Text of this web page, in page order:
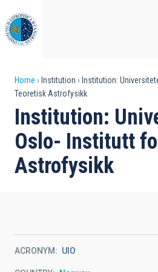
to
main
content
Breadcrumb
Home Institution
Institution:
Teoretisk Astrofysikk
Institution:
Oslo- Institutt
Astrofysikk
ACRONYM UIO